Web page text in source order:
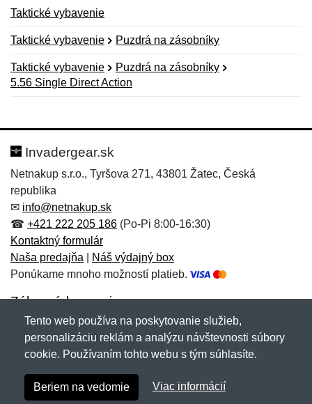
Taktické vybavenie
Taktické vybavenie Puzdrá na zásobníky
Taktické vybavenie
Puzdrá na zásobníky
5.56 Single Direct Action
Hodnotenie:
Meno:*
E-mail:
Správa*
Meno:
E-mail:*
Správa*
Invadergear.sk
Netnakup s.r.o., Tyršova 271, 43801 Žatec, Česká
republika
✉ info@netnakup.sk
☎ +421 222 205 186 (Po-Pi 8:00-16:30)
Kontaktný formulár
Naša predajňa
Náš výdajný box
Ponúkame mnoho možností platieb.
Zákaznícky servis
Novinky emailom
Copyright © 2007-2026 (19 rokov s vami)Netnakup.sk
NetIQ. Všetky práva vyhradené.
Tento web používa na poskytovanie služieb,
personalizáciu reklám a analýzu návštevnosti súbory
cookie. Používaním tohto webu s tým súhlasíte.
Beriem na vedomie Viac informácií